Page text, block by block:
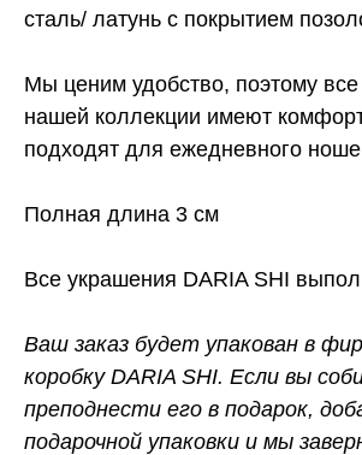
сталь/ латунь с покрытием
Мы ценим удобство, поэтому все
нашей коллекции имеют
подходят для ежедневного
Полная длина 3 см
Все украшения DARIA SHI
Ваш заказ будет упакован в
коробку DARIA SHI. Если вы
преподнести его в подарок,
подарочной упаковки и мы